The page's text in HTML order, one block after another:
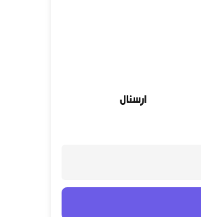
ارسنال